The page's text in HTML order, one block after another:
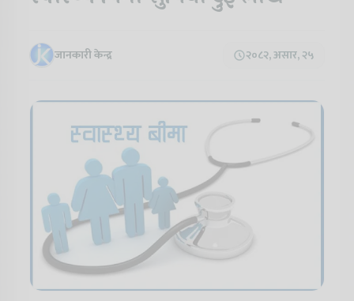
जानकारी केन्द्र २०८२, असार, २५